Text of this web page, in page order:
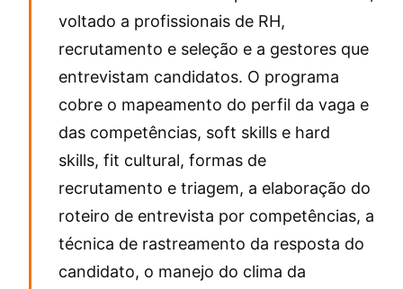
voltado a profissionais de RH,
recrutamento e seleção e a gestores que
entrevistam candidatos. O programa
cobre o mapeamento do perfil da vaga e
das competências, soft skills e hard
skills, fit cultural, formas de
recrutamento e triagem, a elaboração do
roteiro de entrevista por competências, a
técnica de rastreamento da resposta do
candidato, o manejo do clima da